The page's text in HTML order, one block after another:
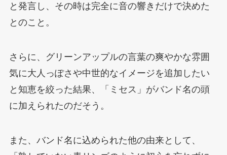
と発言し、その時は完全に音の響きだけで決めた
とのこと。
さらに、グリーンアップルの言葉の爽やかな雰囲
気に大人っぽさや中世的なイメージを追加したい
と知恵を絞った結果、「ミセス」がバンド名の頭
に加えられたのだそう。
また、バンド名に込められた他の由来として、